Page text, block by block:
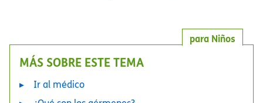
para Niños
MÁS SOBRE ESTE TEMA
Ir al médico